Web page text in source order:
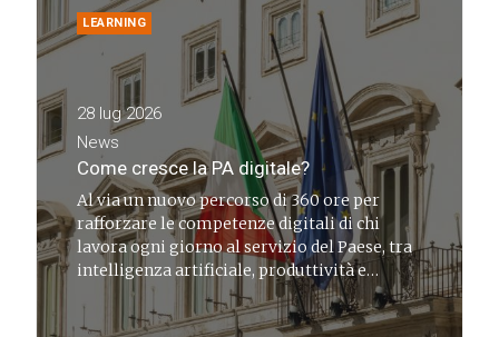
LEARNING
28 lug 2026
News
Come cresce la PA digitale?
Al via un nuovo percorso di 360 ore per
rafforzare le competenze digitali di chi
lavora ogni giorno al servizio del Paese, tra
intelligenza artificiale, produttività e
innovazione della PA